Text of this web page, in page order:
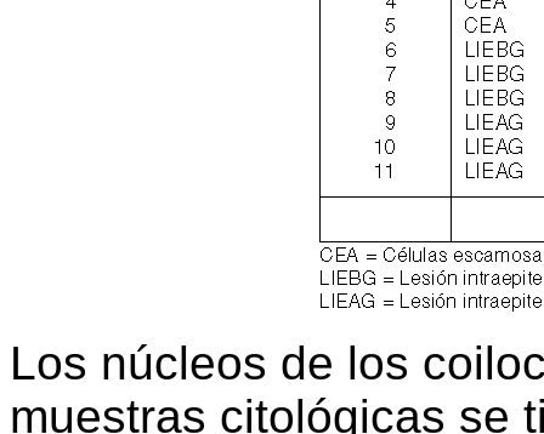
Los núcleos de los
muestras citológicas se